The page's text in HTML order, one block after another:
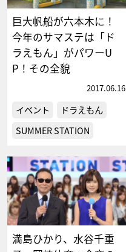
巨大帆船が六本木に！
今年のサマステは「ド
ラえもん」がパワーU
P！その全貌
2017.06.16
イベント
ドラえもん
SUMMER STATION
満島ひかり、水谷千重